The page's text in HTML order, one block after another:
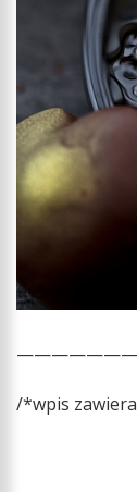
/*wpis